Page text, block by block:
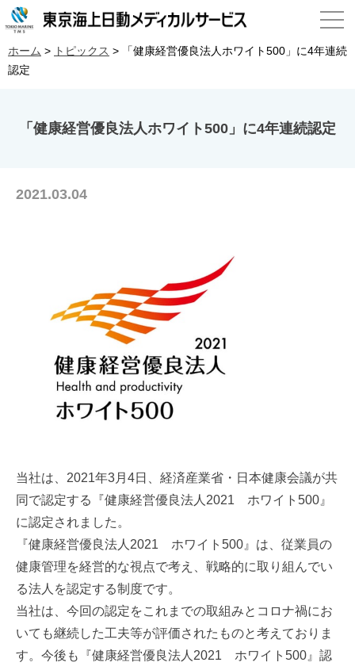
ホーム > トピックス >
「健康経営優良法人ホワイト500」に4年連続
認定
「健康経営優良法人ホワイト500」に4年連続認定
2021.03.04
当社は、2021年3月4日、経済産業省・日本健康会議が共
同で認定する『健康経営優良法人2021 ホワイト500』
に認定されました。
『健康経営優良法人2021 ホワイト500』は、従業員の
健康管理を経営的な視点で考え、戦略的に取り組んでい
る法人を認定する制度です。
当社は、今回の認定をこれまでの取組みとコロナ禍にお
いても継続した工夫等が評価されたものと考えておりま
す。今後も『健康経営優良法人2021 ホワイト500』認